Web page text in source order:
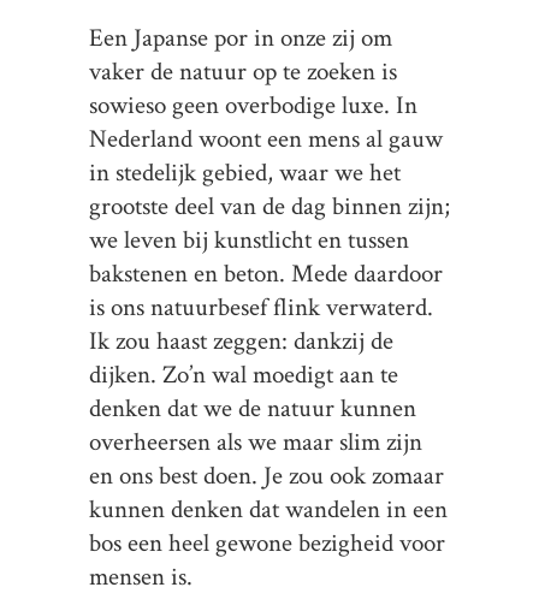
Een Japanse por in onze zij om
vaker de natuur op te zoeken is
sowieso geen overbodige luxe. In
Nederland woont een mens al gauw
in stedelijk gebied, waar we het
grootste deel van de dag binnen zijn;
we leven bij kunstlicht en tussen
bakstenen en beton. Mede daardoor
is ons natuurbesef flink verwaterd.
Ik zou haast zeggen: dankzij de
dijken. Zo’n wal moedigt aan te
denken dat we de natuur kunnen
overheersen als we maar slim zijn
en ons best doen. Je zou ook zomaar
kunnen denken dat wandelen in een
bos een heel gewone bezigheid voor
mensen is.